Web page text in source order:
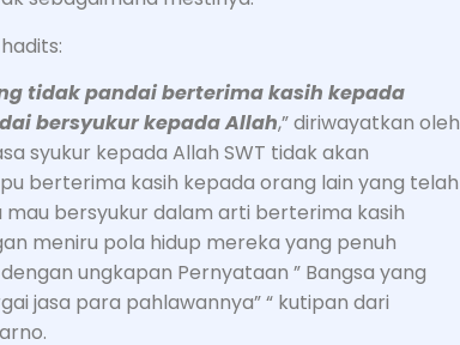
tidak pandai berterima kasih kepada
bersyukur kepada Allah,” diriwayatkan oleh
syukur kepada Allah SWT tidak akan
berterima kasih kepada orang lain yang telah
bersyukur dalam arti berterima kasih
meniru pola hidup mereka yang penuh
ungkapan Pernyataan ” Bangsa yang
jasa para pahlawannya” “ kutipan dari